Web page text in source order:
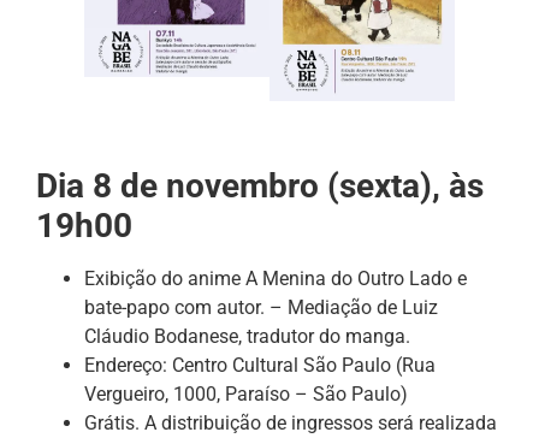
Dia 8 de novembro (sexta), às
19h00
Exibição do anime A Menina do Outro Lado e
bate-papo com autor. – Mediação de Luiz
Cláudio Bodanese, tradutor do manga.
Endereço: Centro Cultural São Paulo (Rua
Vergueiro, 1000, Paraíso – São Paulo)
Grátis. A distribuição de ingressos será realizada